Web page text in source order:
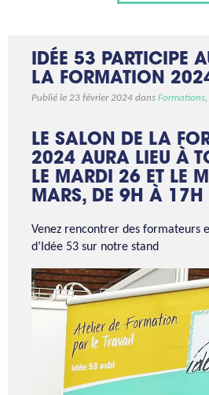
IDÉE 53 PARTICIPE
LA FORMATION
Publié le 23 février 2024 dans Formations,
LE SALON DE LA
2024 AURA LIEU À
LE MARDI 26 ET LE
MARS, DE 9H À 17H
Venez rencontrer des formateurs
d’Idée 53 sur notre stand